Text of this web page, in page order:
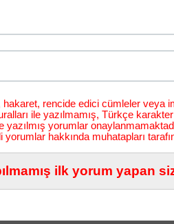
hakaret, rencide edici cümleler veya
ile yazılmamış, Türkçe
yazılmış yorumlar
yorumlar hakkında muhatapları
ilk yorum yapan